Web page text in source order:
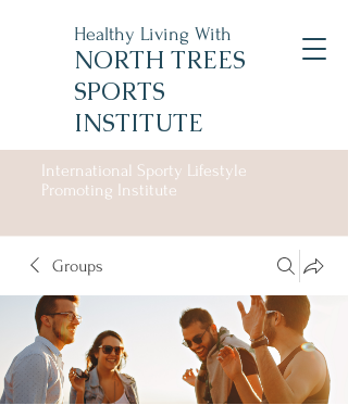
Healthy Living With
NORTH TREES
SPORTS
INSTITUTE
International Sporty Lifestyle
Promoting Institute
Groups